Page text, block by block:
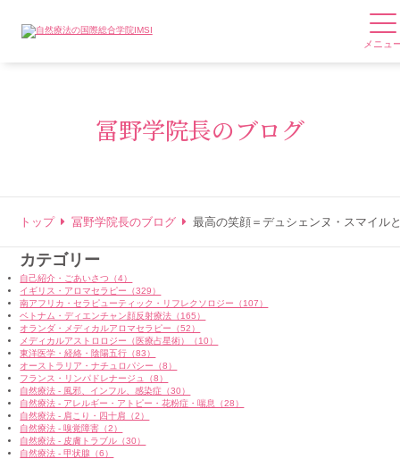
メニュ
冨野学院長のブログ
トップ 冨野学院長のブログ 最高の笑顔＝デュシェンヌ・スマイル
カテゴリー
自己紹介・ごあいさつ（4）
イギリス・アロマセラピー（329）
南アフリカ・セラピューティック・リフレクソロジー（107）
ベトナム・ディエンチャン顔反射療法（165）
オランダ・メディカルアロマセラピー（52）
メディカルアストロロジー（医療占星術）（10）
東洋医学・経絡・陰陽五行（83）
オーストラリア・ナチュロパシー（8）
フランス・リンパドレナージュ（8）
自然療法 - 風邪、インフル、感染症（30）
自然療法 - アレルギー・アトピー・花粉症・喘息（28）
自然療法 - 肩こり・四十肩（2）
自然療法 - 嗅覚障害（2）
自然療法 - 皮膚トラブル（30）
自然療法 - 甲状腺（6）